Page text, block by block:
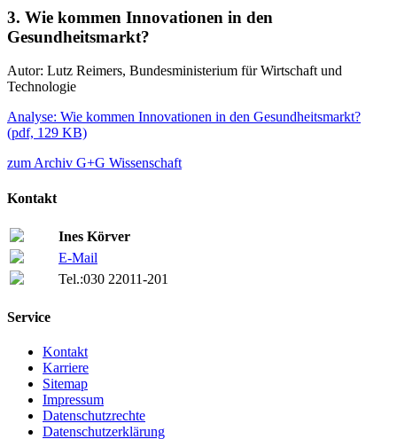
3. Wie kommen Innovationen in den
Gesundheitsmarkt?
Autor: Lutz Reimers, Bundesministerium für Wirtschaft und
Technologie
Analyse: Wie kommen Innovationen in den Gesundheitsmarkt?
(pdf, 129 KB)
zum Archiv G+G Wissenschaft
Kontakt
Ines Körver
E-Mail
Tel.:030 22011-201
Service
Kontakt
Karriere
Sitemap
Impressum
Datenschutzrechte
Datenschutzerklärung